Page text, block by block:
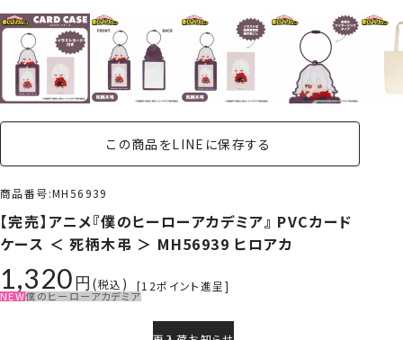
この商品をLINEに保存する
商品番号 MH56939
【完売】アニメ『僕のヒーローアカデミア』 PVCカード
ケース ＜ 死柄木弔 ＞ MH56939 ヒロアカ
1,320 税込 [12ポイント進呈]
NEW僕のヒーローアカデミア